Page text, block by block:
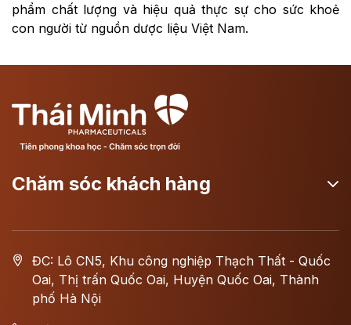
phẩm chất lượng và hiệu quả thực sự cho sức khoẻ
con người từ nguồn dược liệu Việt Nam.
ĐC: Lô CN5, Khu công nghiệp Thạch Thất - Quốc
Oai, Thị trấn Quốc Oai, Huyện Quốc Oai, Thành
phố Hà Nội
Chăm sóc khách hàng